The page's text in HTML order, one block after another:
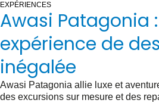
EXPÉRIENCES
Awasi Patagonia
expérience de
inégalée
Awasi Patagonia allie luxe et
des excursions sur mesure et des